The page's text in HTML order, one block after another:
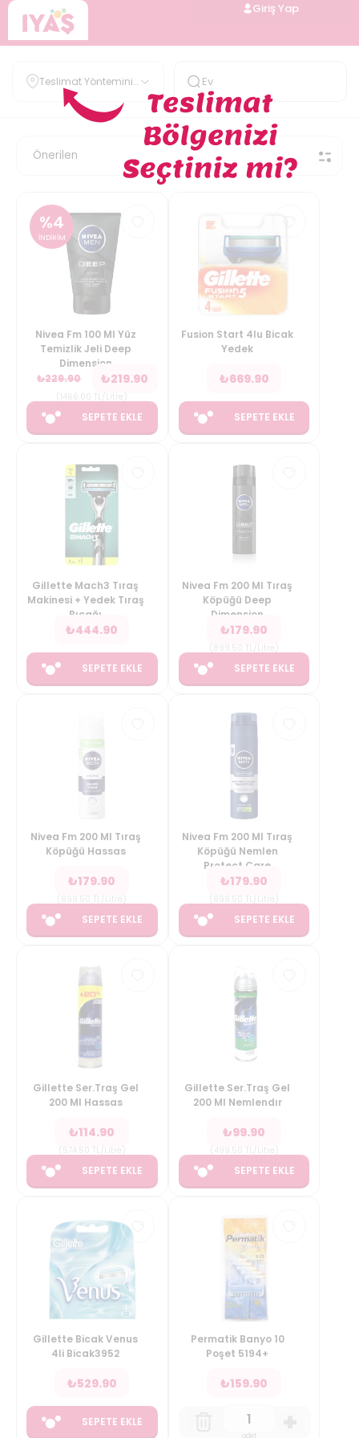
Giriş Yap
Teslimat Yöntemini
Belirle
%4
İNDİRİM
Nivea Fm 100 Ml Yüz
Temizlik Jeli Deep
Dimension
₺229.90 ₺219.90
SEPETE EKLE
Fusion Start 4lu Bicak
Yedek
₺669.90
SEPETE EKLE
Gillette Mach3 Tıraş
Makinesi + Yedek Tıraş
Bıçağı
₺444.90
SEPETE EKLE
Nivea Fm 200 Ml Tıraş
Köpüğü Deep
Dimension
₺179.90
SEPETE EKLE
Nivea Fm 200 Ml Tıraş
Köpüğü Hassas
₺179.90
SEPETE EKLE
Nivea Fm 200 Ml Tıraş
Köpüğü Nemlen
Protect Care
₺179.90
SEPETE EKLE
Gillette Ser.Traş Gel
200 Ml Hassas
₺114.90
SEPETE EKLE
Gillette Ser.Traş Gel
200 Ml Nemlendır
₺99.90
SEPETE EKLE
Gillette Bicak Venus
4li Bicak3952
₺529.90
SEPETE EKLE
Permatik Banyo 10
Poşet 5194+
₺159.90
adet